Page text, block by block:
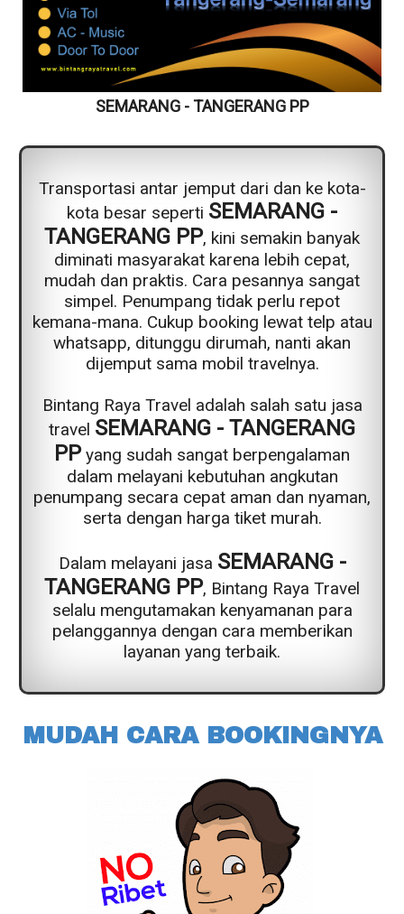
SEMARANG - TANGERANG PP
Transportasi antar jemput dari dan ke kota-
kota besar seperti SEMARANG -
TANGERANG PP, kini semakin banyak
diminati masyarakat karena lebih cepat,
mudah dan praktis. Cara pesannya sangat
simpel. Penumpang tidak perlu repot
kemana-mana. Cukup booking lewat telp atau
whatsapp, ditunggu dirumah, nanti akan
dijemput sama mobil travelnya.
Bintang Raya Travel adalah salah satu jasa
travel SEMARANG - TANGERANG
PPyang sudah sangat berpengalaman
dalam melayani kebutuhan angkutan
penumpang secara cepat aman dan nyaman,
serta dengan harga tiket murah.
Dalam melayani jasa SEMARANG -
TANGERANG PP, Bintang Raya Travel
selalu mengutamakan kenyamanan para
pelanggannya dengan cara memberikan
layanan yang terbaik.
MUDAH CARA BOOKINGNYA